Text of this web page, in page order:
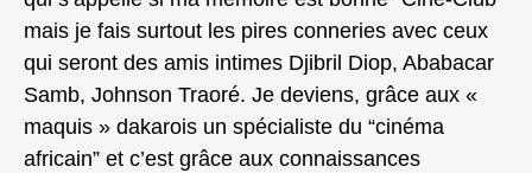
mais je fais surtout les pires conneries avec ceux
qui seront des amis intimes Djibril Diop, Ababacar
Samb, Johnson Traoré. Je deviens, grâce aux «
maquis » dakarois un spécialiste du “cinéma
africain” et c’est grâce aux connaissances